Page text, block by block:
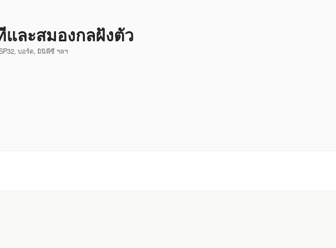
และสมองกลฝังตัว
บอร์ด, มินิพีซี ฯลฯ